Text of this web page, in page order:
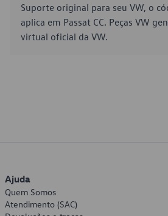
Suporte original para seu VW, o
aplica em Passat CC. Peças VW
virtual oficial da VW.
Ajuda
Quem Somos
Atendimento (SAC)